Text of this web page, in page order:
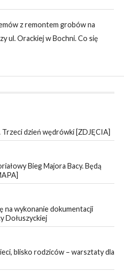
z remontem grobów na
ul. Orackiej w Bochni. Co się
Trzeci dzień wędrówki [ZDJĘCIA]
Bieg Majora Bacy. Będą
na wykonanie dokumentacji
Dołuszyckiej
blisko rodziców – warsztaty dla